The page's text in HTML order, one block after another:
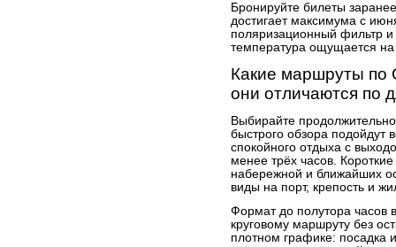
Бронируйте билеты
достигает максимума с
поляризационный фильтр и
температура ощущается
Какие маршруты по
они отличаются по
Выбирайте
быстрого обзора подойдут
спокойного отдыха с
менее трёх часов.
набережной и ближайших
виды на порт, крепость и
Формат до полутора часов
круговому маршруту без
плотном графике: посадка